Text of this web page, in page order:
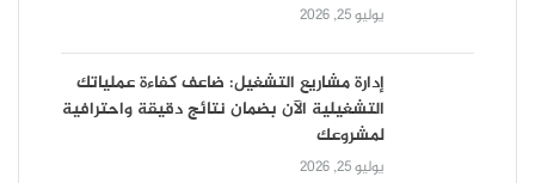
يوليو 25, 2026
إدارة مشاريع التشغيل: ضاعف كفاءة عملياتك
التشغيلية الآن بضمان نتائج دقيقة واحترافية
لمشروعك
يوليو 25, 2026